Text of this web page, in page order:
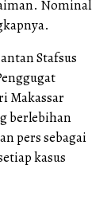
Nominal
Stafsus
Makassar
berlebihan
pers sebagai
kasus